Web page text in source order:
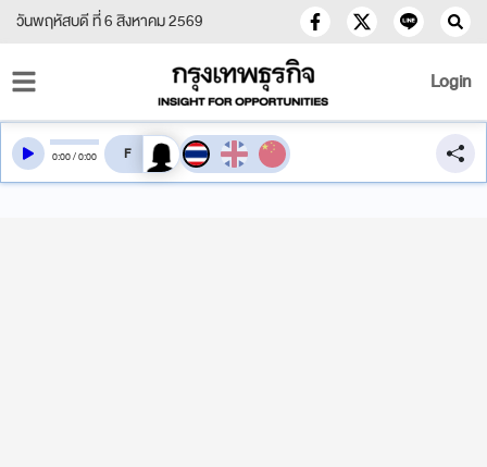
วันพฤหัสบดี ที่ 6 สิงหาคม 2569
Login
0:00/0:00 สลับเสียงอ่าน